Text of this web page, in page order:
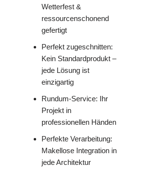
Wetterfest &
ressourcenschonend
gefertigt
Perfekt zugeschnitten:
Kein Standardprodukt –
jede Lösung ist
einzigartig
Rundum-Service: Ihr
Projekt in
professionellen Händen
Perfekte Verarbeitung:
Makellose Integration in
jede Architektur